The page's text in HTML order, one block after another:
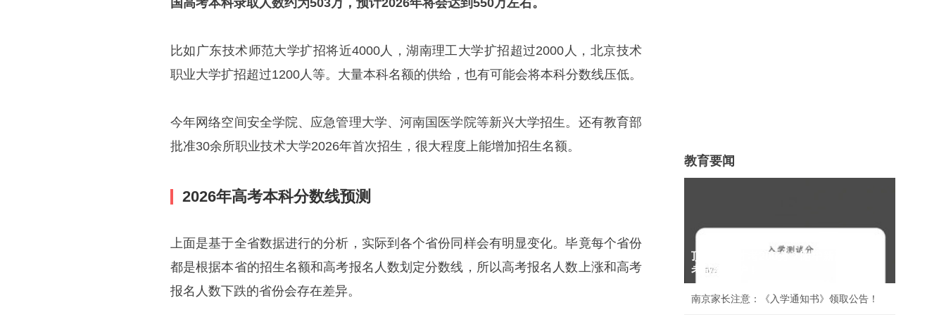
国高考本科录取人数约为503万，预计2026年将会达到550万左右。
比如广东技术师范大学扩招将近4000人，湖南理工大学扩招超过2000人，北京技术
职业大学扩招超过1200人等。大量本科名额的供给，也有可能会将本科分数线压低。
今年网络空间安全学院、应急管理大学、河南国医学院等新兴大学招生。还有教育部
批准30余所职业技术大学2026年首次招生，很大程度上能增加招生名额。
2026年高考本科分数线预测
上面是基于全省数据进行的分析，实际到各个省份同样会有明显变化。毕竟每个省份
都是根据本省的招生名额和高考报名人数划定分数线，所以高考报名人数上涨和高考
报名人数下跌的省份会存在差异。
教育要闻
顶尖牛娃才考200分？附中新高一分班
考成绩出炉！
南京家长注意：《入学通知书》领取公告！